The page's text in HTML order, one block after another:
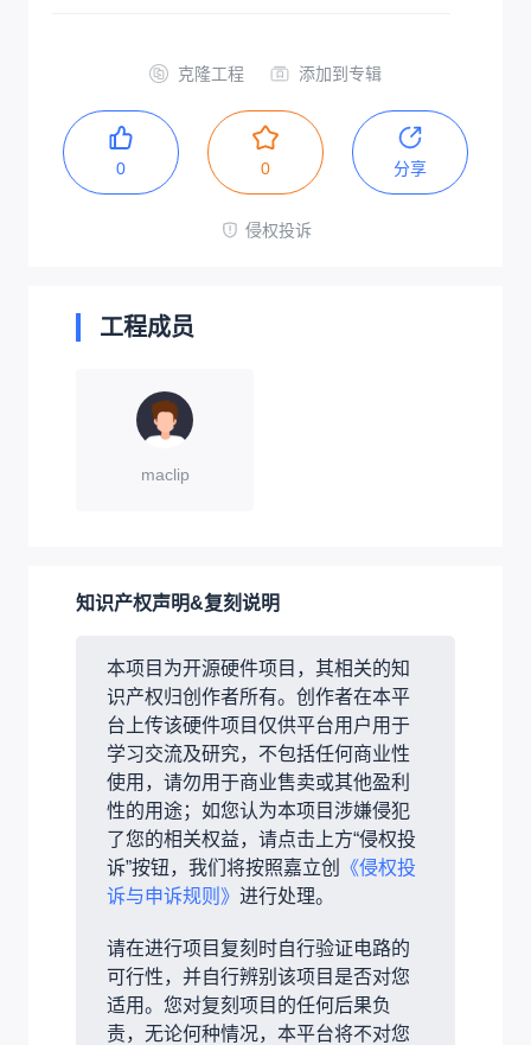
克隆工程 添加到专辑
0 0 分享
侵权投诉
工程成员
maclip
知识产权声明&复刻说明
本项目为开源硬件项目，其相关的知
识产权归创作者所有。创作者在本平
台上传该硬件项目仅供平台用户用于
学习交流及研究，不包括任何商业性
使用，请勿用于商业售卖或其他盈利
性的用途；如您认为本项目涉嫌侵犯
了您的相关权益，请点击上方“侵权投
诉”按钮，我们将按照嘉立创
《侵权投
诉与申诉规则》 进行处理。
请在进行项目复刻时自行验证电路的
可行性，并自行辨别该项目是否对您
适用。您对复刻项目的任何后果负
责，无论何种情况，本平台将不对您